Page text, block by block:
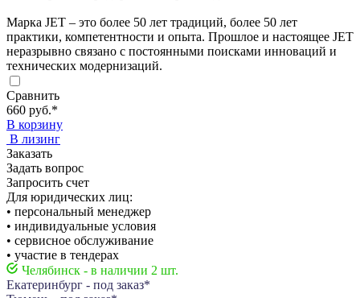
Марка JET – это более 50 лет традиций, более 50 лет
практики, компетентности и опыта. Прошлое и настоящее JET
неразрывно связано с постоянными поисками инноваций и
технических модернизаций.
Сравнить
660 руб.*
В корзину
В лизинг
Заказать
Задать вопрос
Запросить счет
Для юридических лиц:
• персональный менеджер
• индивидуальные условия
• сервисное обслуживание
• участие в тендерах
Челябинск - в наличии 2 шт.
Екатеринбург - под заказ*